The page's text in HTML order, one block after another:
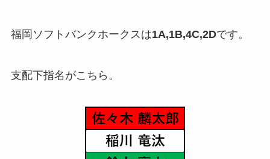
福岡ソフトバンクホークスは1A,1B,4C,2Dです。
支配下指名がこちら。